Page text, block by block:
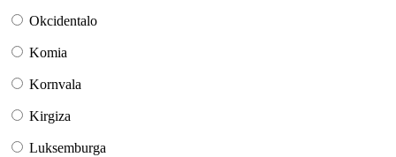
Okcidentalo
Komia
Kornvala
Kirgiza
Luksemburga